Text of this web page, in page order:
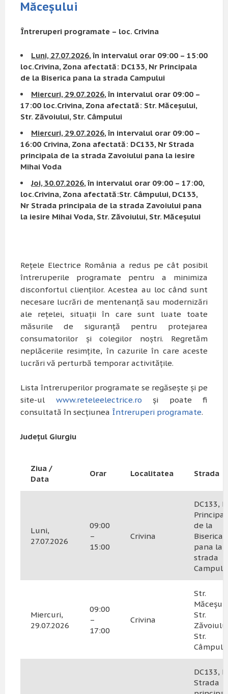
Măceșului
Întreruperi programate – loc. Crivina
Luni, 27.07.2026, în intervalul orar 09:00 – 15:00
loc.Crivina, Zona afectată: DC133, Nr Principala
de la Biserica pana la strada Campului
Miercuri, 29.07.2026, în intervalul orar 09:00 –
17:00 loc.Crivina, Zona afectată: Str. Măceșului,
Str. Zăvoiului, Str. Câmpului
Miercuri, 29.07.2026, în intervalul orar 09:00 –
16:00 Crivina, Zona afectată: DC133, Nr Strada
principala de la strada Zavoiului pana la iesire
Mihai Voda
Joi, 30.07.2026, în intervalul orar 09:00 – 17:00,
loc.Crivina, Zona afectată:Str. Câmpului, DC133,
Nr Strada principala de la strada Zavoiului pana
la iesire Mihai Voda, Str. Zăvoiului, Str. Măceșului
Rețele Electrice România a redus pe cât posibil
întreruperile programate pentru a minimiza
disconfortul clienților. Acestea au loc când sunt
necesare lucrări de mentenanță sau modernizări
ale rețelei, situații în care sunt luate toate
măsurile de siguranță pentru protejarea
consumatorilor și colegilor noștri. Regretăm
neplăcerile resimțite, în cazurile în care aceste
lucrări vă perturbă temporar activitățile.
Lista întreruperilor programate se regăsește și pe
site-ul www.reteleelectrice.ro și poate fi
consultată în secțiunea Întreruperi programate.
Județul Giurgiu
Ziua /
Data
Orar Localitatea Strada
Luni,
27.07.2026
09:00
–
15:00
Crivina
DC133,
de la
Biserica
pana la
strada
Miercuri,
29.07.2026
09:00
–
17:00
Crivina
Str.
Str.
Str.
DC133,
Strada